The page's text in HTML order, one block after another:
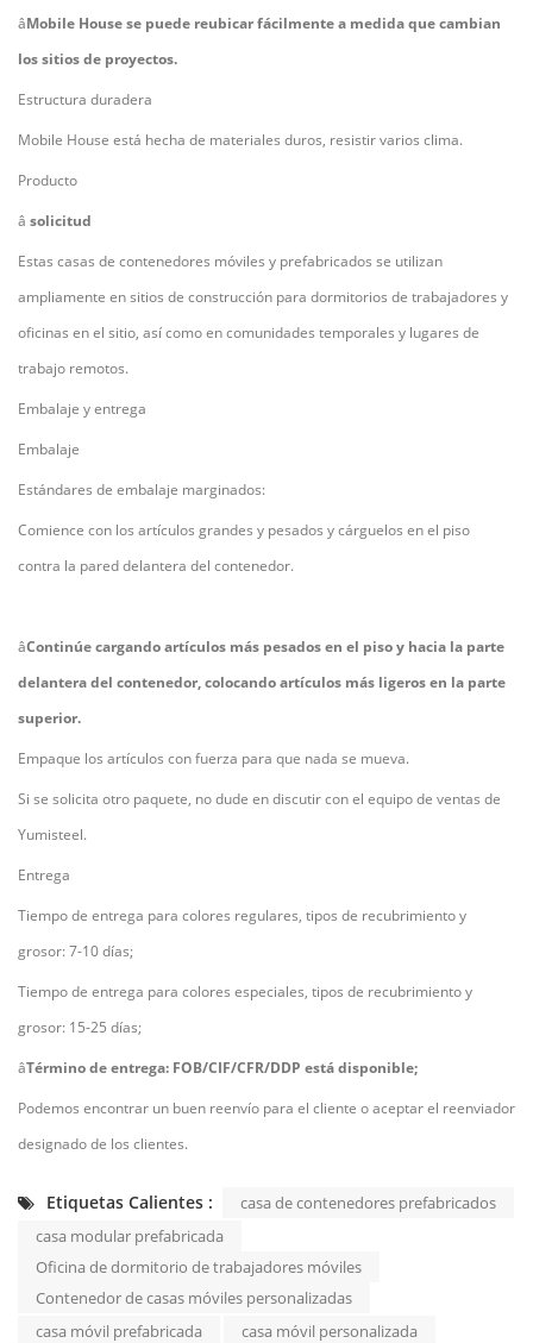
âMobile House se puede reubicar fácilmente a medida que cambian
los sitios de proyectos.
Estructura duradera
Mobile House está hecha de materiales duros, resistir varios clima.
Producto
â solicitud
Estas casas de contenedores móviles y prefabricados se utilizan
ampliamente en sitios de construcción para dormitorios de trabajadores y
oficinas en el sitio, así como en comunidades temporales y lugares de
trabajo remotos.
Embalaje y entrega
Embalaje
Estándares de embalaje marginados:
Comience con los artículos grandes y pesados ​​y cárguelos en el piso
contra la pared delantera del contenedor.
âContinúe cargando artículos más pesados ​​en el piso y hacia la parte
delantera del contenedor, colocando artículos más ligeros en la parte
superior.
Empaque los artículos con fuerza para que nada se mueva.
Si se solicita otro paquete, no dude en discutir con el equipo de ventas de
Yumisteel.
Entrega
Tiempo de entrega para colores regulares, tipos de recubrimiento y
grosor: 7-10 días;
Tiempo de entrega para colores especiales, tipos de recubrimiento y
grosor: 15-25 días;
âTérmino de entrega: FOB/CIF/CFR/DDP está disponible;
Podemos encontrar un buen reenvío para el cliente o aceptar el reenviador
designado de los clientes.
Etiquetas Calientes :
casa de contenedores prefabricados
casa modular prefabricada
Oficina de dormitorio de trabajadores móviles
Contenedor de casas móviles personalizadas
casa móvil prefabricada
casa móvil personalizada